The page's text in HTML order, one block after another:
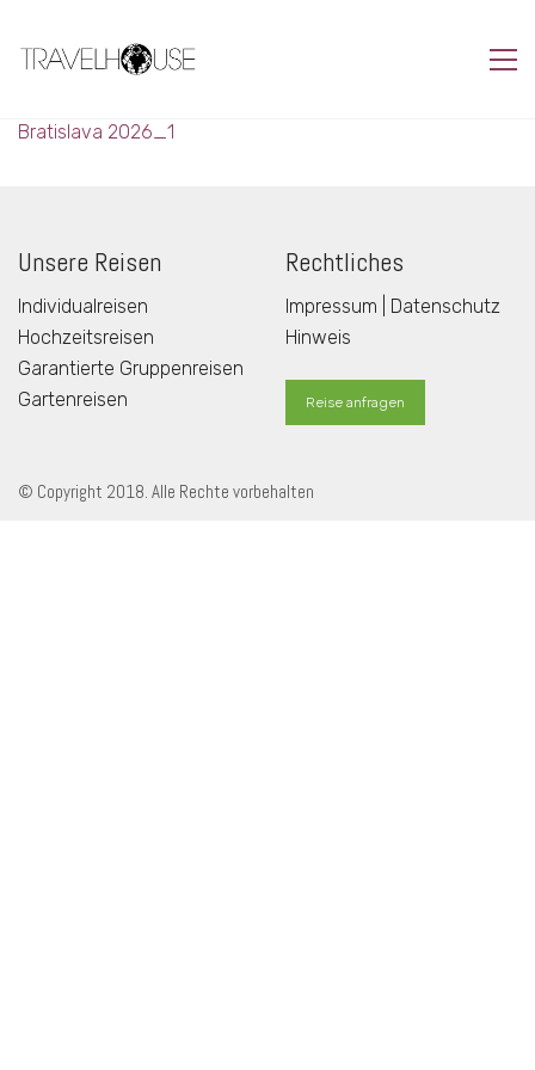
Bratislava 2026_1
Unsere Reisen
Individualreisen
Hochzeitsreisen
Garantierte Gruppenreisen
Gartenreisen
Rechtliches
Impressum | Datenschutz
Hinweis
Reise anfragen
© Copyright 2018. Alle Rechte vorbehalten